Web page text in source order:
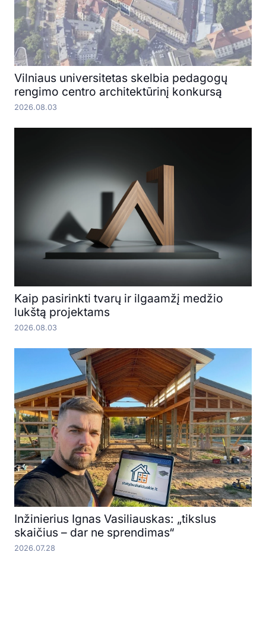
Vilniaus universitetas skelbia pedagogų
rengimo centro architektūrinį konkursą
2026.08.03
Kaip pasirinkti tvarų ir ilgaamžį medžio
lukštą projektams
2026.08.03
Inžinierius Ignas Vasiliauskas: „tikslus
skaičius – dar ne sprendimas“
2026.07.28